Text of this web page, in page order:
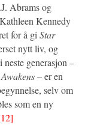
Abrams og
Kennedy
for å giStar
nytt liv, og
generasjon –
– er en
selv om
som en ny